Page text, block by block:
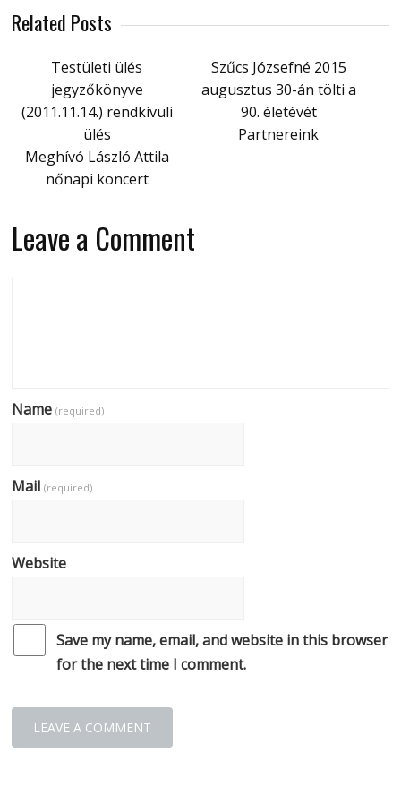
Related Posts
Testületi ülés
jegyzőkönyve
(2011.11.14.) rendkívüli
ülés
Szűcs Józsefné 2015
augusztus 30-án tölti a
90. életévét
Partnereink
Meghívó László Attila
nőnapi koncert
Leave a Comment
Name(required)
Mail(required)
Website
Save my name, email, and website in this browser
for the next time I comment.